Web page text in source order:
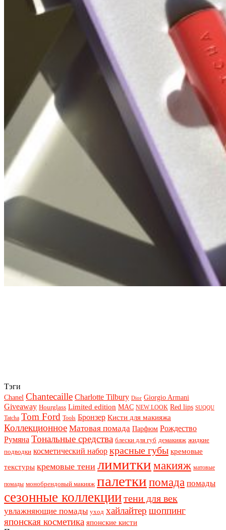
Тэги
Chanel Chantecaille Charlotte Tilbury Dior Giorgio Armani
Giveaway Hourglass Limited edition MAC NEW LOOK Red lips SUQQU
Tatcha Tom Ford Tools Бронзер Кисти для макияжа
Коллекционное Матовая помада Парфюм Рождество
Румяна Тональные средства блески для губ демакияж жидкие
подводки косметический набор красные губы кремовые
текстуры кремовые тени лимиткимакияж матовые
помады монобрендовый макияж палеткипомада помады
сезонные коллекциитени для век
увлажняющие помады уход хайлайтер шоппинг
японская косметика японские кисти